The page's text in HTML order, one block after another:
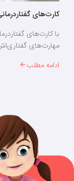
کارت‌های
با کارت‌های
مهارت‌های
ادامه مطلب